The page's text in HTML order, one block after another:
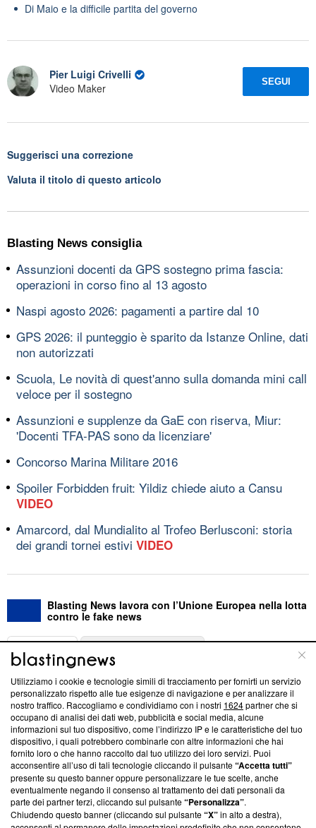
Di Maio e la difficile partita del governo
Pier Luigi Crivelli
Video Maker
SEGUI
Suggerisci una correzione
Valuta il titolo di questo articolo
Blasting News consiglia
Assunzioni docenti da GPS sostegno prima fascia:
operazioni in corso fino al 13 agosto
Naspi agosto 2026: pagamenti a partire dal 10
GPS 2026: il punteggio è sparito da Istanze Online, dati
non autorizzati
Scuola, Le novità di quest'anno sulla domanda mini call
veloce per il sostegno
Assunzioni e supplenze da GaE con riserva, Miur:
'Docenti TFA-PAS sono da licenziare'
Concorso Marina Militare 2016
Spoiler Forbidden fruit: Yildiz chiede aiuto a Cansu
VIDEO
Amarcord, dal Mundialito al Trofeo Berlusconi: storia
dei grandi tornei estivi VIDEO
Blasting News lavora con l’Unione Europea nella lotta
contro le fake news
ABOUT
Questa sezione offre informazioni trasparenti su Blasting
News, sui nostri processi editoriali e su come ci impegniamo a
creare news di qualità. Inoltre, afferma la nostra aderenza a
‘Trust Project - News with Integrity’Blasting News non è
ancora membro del programma, ma ha richiesto di farne
parte; Trust Project non ha ancora effettuato una verifica di
conformità agli standard.
Su di noi
Utilizziamo i cookie e tecnologie simili di tracciamento per fornirti un servizio
personalizzato rispetto alle tue esigenze di navigazione e per analizzare il
nostro traffico. Raccogliamo e condividiamo con i nostri 1624partner che si
occupano di analisi dei dati web, pubblicità e social media, alcune
informazioni sul tuo dispositivo, come l’indirizzo IP e le caratteristiche del tuo
dispositivo, i quali potrebbero combinarle con altre informazioni che hai
fornito loro o che hanno raccolto dal tuo utilizzo dei loro servizi. Puoi
acconsentire all’uso di tali tecnologie cliccando il pulsante“Accetta tutti”
presente su questo banner oppure personalizzare le tue scelte, anche
eventualmente negando il consenso al trattamento dei dati personali da
parte dei partner terzi, cliccando sul pulsante“Personalizza”.
Chiudendo questo banner (cliccando sul pulsante“X”in alto a destra),